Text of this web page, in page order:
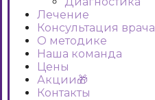
Лечение
Консультация врача
О методике
Наша команда
Цены
Акции🎁
Контакты